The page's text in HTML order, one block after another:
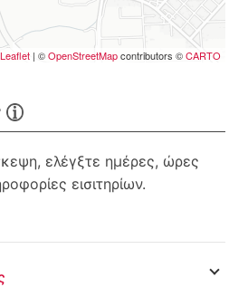
Leaflet | ©OpenStreetMapcontributors ©CARTO
ελέγξτε ημέρες, ώρες
εισιτηρίων.